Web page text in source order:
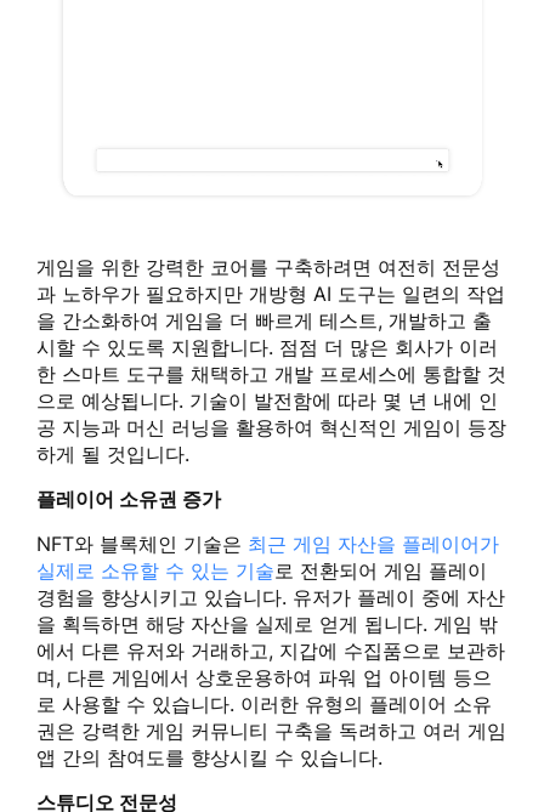
게임을 위한 강력한 코어를 구축하려면 여전히 전문성
과 노하우가 필요하지만 개방형 AI 도구는 일련의 작업
을 간소화하여 게임을 더 빠르게 테스트, 개발하고 출
시할 수 있도록 지원합니다. 점점 더 많은 회사가 이러
한 스마트 도구를 채택하고 개발 프로세스에 통합할 것
으로 예상됩니다. 기술이 발전함에 따라 몇 년 내에 인
공 지능과 머신 러닝을 활용하여 혁신적인 게임이 등장
하게 될 것입니다.
플레이어 소유권 증가
NFT와 블록체인 기술은 최근 게임 자산을 플레이어가
실제로 소유할 수 있는 기술로 전환되어 게임 플레이
경험을 향상시키고 있습니다. 유저가 플레이 중에 자산
을 획득하면 해당 자산을 실제로 얻게 됩니다. 게임 밖
에서 다른 유저와 거래하고, 지갑에 수집품으로 보관하
며, 다른 게임에서 상호운용하여 파워 업 아이템 등으
로 사용할 수 있습니다. 이러한 유형의 플레이어 소유
권은 강력한 게임 커뮤니티 구축을 독려하고 여러 게임
앱 간의 참여도를 향상시킬 수 있습니다.
스튜디오 전문성